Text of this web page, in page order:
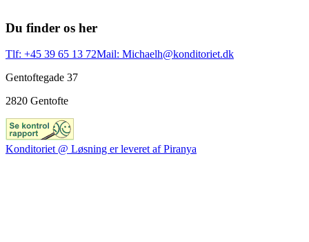
Du finder os her
Tlf: +45 39 65 13 72Mail: Michaelh@konditoriet.dk
Gentoftegade 37
2820 Gentofte
Konditoriet @ Løsning er leveret af Piranya